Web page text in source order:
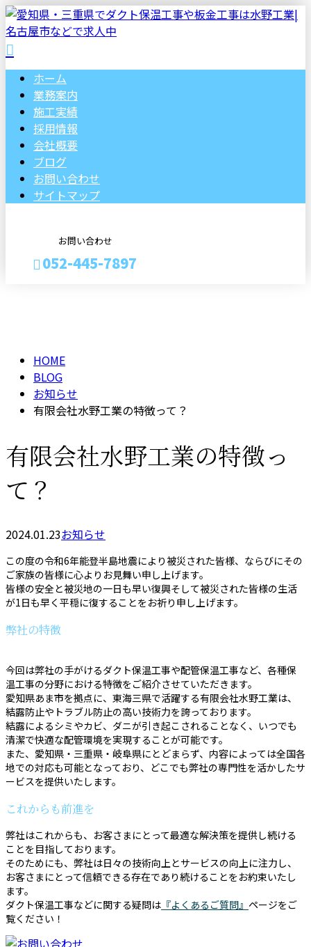
ホーム
業務案内
施工実績
採用情報
会社概要
ブログ
お問い合わせ
サイトマップ
お問い合わせ
052-445-7897
HOME
BLOG
お知らせ
有限会社水野工業の特徴って？
有限会社水野工業の特徴っ
て？
2024.01.23お知らせ
この度の令和6年能登半島地震により被災された皆様、ならびにその
ご家族の皆様に心よりお見舞い申し上げます。
皆様の安全と被災地の一日も早い復興そして被災された皆様の生活
が1日も早く平穏に復することをお祈り申し上げます。
弊社の特徴
今回は弊社の手がけるダクト保温工事や配管保温工事など、各種保
温工事の分野における特徴をご紹介させていただきます。
愛知県あま市を拠点に、東海三県で活躍する有限会社水野工業は、
結露防止やトラブル防止の高い技術力を誇っております。
結露によるシミやカビ、ダニが引き起こされることなく、いつでも
清潔で快適な配管環境を実現することが可能です。
また、愛知県・三重県・岐阜県にとどまらず、内容によっては全国各
地での対応も可能となっており、どこでも弊社の専門性を活かしたサ
ービスを提供いたします。
これからも前進を
弊社はこれからも、お客さまにとって最適な解決策を提供し続ける
ことを目指しております。
そのためにも、弊社は日々の技術向上とサービスの向上に注力し、
お客さまにとって信頼できる存在であり続けることをお約束いたし
ます。
ダクト保温工事などに関する疑問は 『よくあるご質問』 ページをご
覧ください！